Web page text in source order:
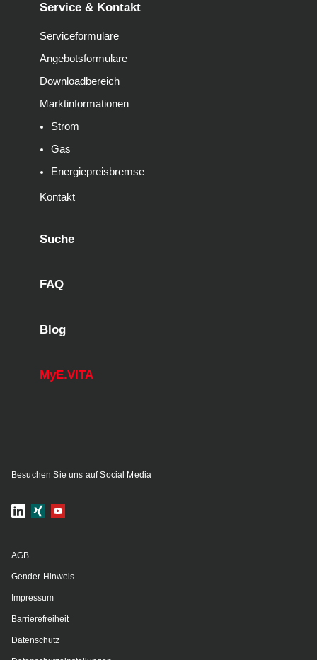
Service & Kontakt
Serviceformulare
Angebotsformulare
Downloadbereich
Marktinformationen
Strom
Gas
Energiepreisbremse
Kontakt
Suche
FAQ
Blog
MyE.VITA
Besuchen Sie uns auf Social Media
AGB
Gender-Hinweis
Impressum
Barrierefreiheit
Datenschutz